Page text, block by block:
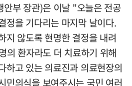
안부 장관)은 이날 "오늘은 전공
정을 기다리는 마지막 날이다.
지 않도록 현명한 결정을 내려
의 환자라도 더 치료하기 위해
하고 있는 의료진과 의료현장의
민의식을 보여주시는 국민 여러